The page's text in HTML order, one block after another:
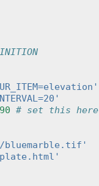
90 # set this